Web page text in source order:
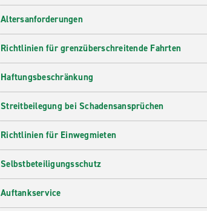
Altersanforderungen
Richtlinien für grenzüberschreitende Fahrten
Haftungsbeschränkung
Streitbeilegung bei Schadensansprüchen
Richtlinien für Einwegmieten
Selbstbeteiligungsschutz
Auftankservice